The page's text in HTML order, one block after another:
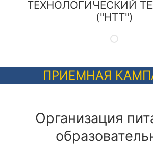
ТЕХНОЛОГИЧЕСКИЙ
("НТТ")
ПРИЕМНАЯ
Организация